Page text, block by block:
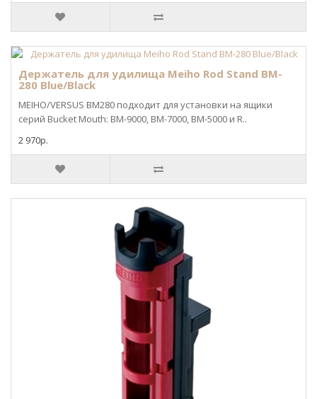
Держатель для удилища Meiho Rod Stand BM-
280 Blue/Black
MEIHO/VERSUS BM280 подходит для установки на ящики
серий Bucket Mouth: BM-9000, BM-7000, BM-5000 и R..
2 970р.